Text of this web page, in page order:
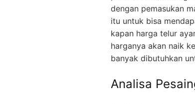
dengan pemasukan
itu untuk bisa
kapan harga telur
harganya akan naik
banyak dibutuhkan
Analisa